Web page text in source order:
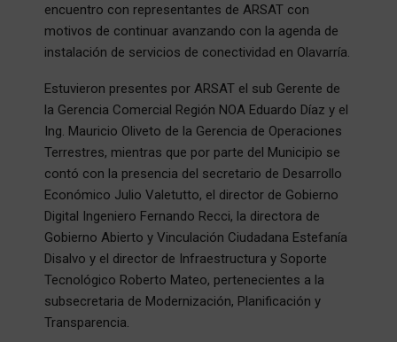
encuentro con representantes de ARSAT con
motivos de continuar avanzando con la agenda de
instalación de servicios de conectividad en Olavarría.
Estuvieron presentes por ARSAT el sub Gerente de
la Gerencia Comercial Región NOA Eduardo Díaz y el
Ing. Mauricio Oliveto de la Gerencia de Operaciones
Terrestres, mientras que por parte del Municipio se
contó con la presencia del secretario de Desarrollo
Económico Julio Valetutto, el director de Gobierno
Digital Ingeniero Fernando Recci, la directora de
Gobierno Abierto y Vinculación Ciudadana Estefanía
Disalvo y el director de Infraestructura y Soporte
Tecnológico Roberto Mateo, pertenecientes a la
subsecretaria de Modernización, Planificación y
Transparencia.